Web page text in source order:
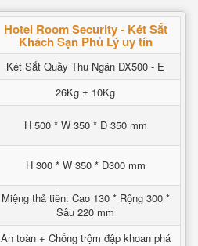
Hotel Room Security - Két Sắt
Khách Sạn Phủ Lý uy tín
Két Sắt Quầy Thu Ngân DX500 - E
26Kg ± 10Kg
H 500 * W 350 * D 350 mm
H 300 * W 350 * D300 mm
Miệng thả tiền: Cao 130 * Rộng 300 *
Sâu 220 mm
An toàn + Chống trộm đập khoan phá